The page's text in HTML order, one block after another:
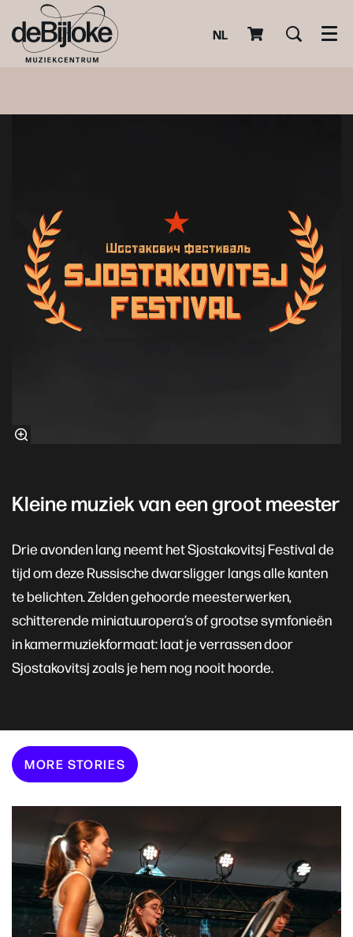
NL
Kleine muziek van een groot meester
Drie avonden lang neemt het Sjostakovitsj Festival de
tijd om deze Russische dwarsligger langs alle kanten
te belichten. Zelden gehoorde meesterwerken,
schitterende miniatuuropera’s of grootse symfonieën
in kamermuziekformaat: laat je verrassen door
Sjostakovitsj zoals je hem nog nooit hoorde.
MORE STORIES